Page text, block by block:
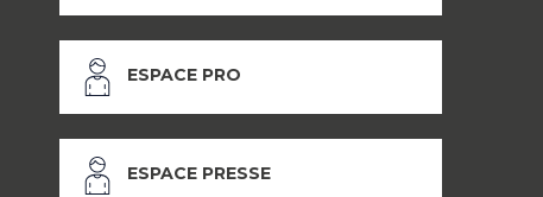
ESPACE PRO
ESPACE PRESSE